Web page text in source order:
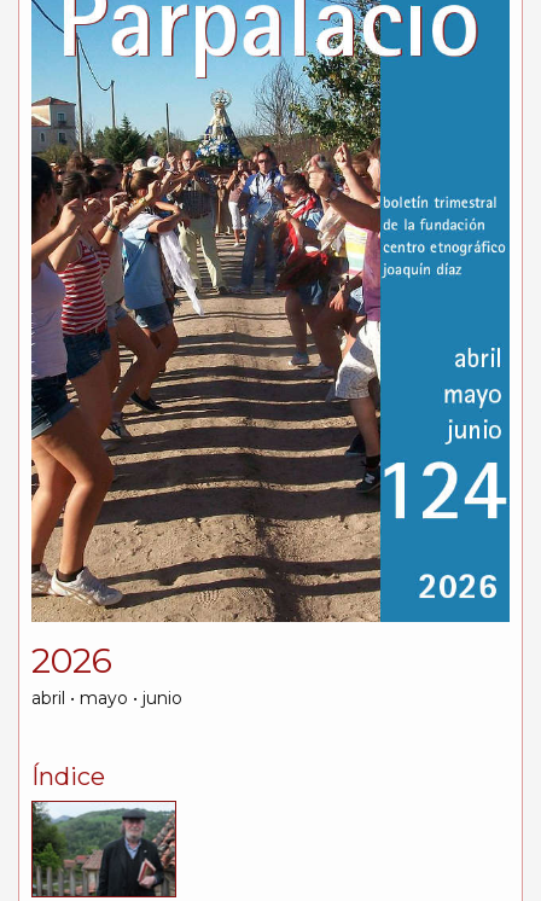
2026
abril • mayo • junio
Índice